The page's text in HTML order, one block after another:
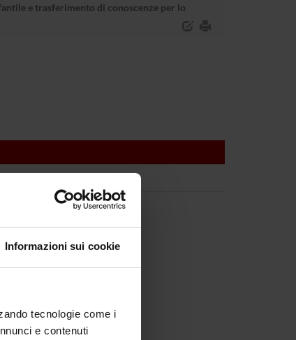
Informazioni sui cookie
tecnologie come i
e contenuti
e trasferimento di conoscenze per lo